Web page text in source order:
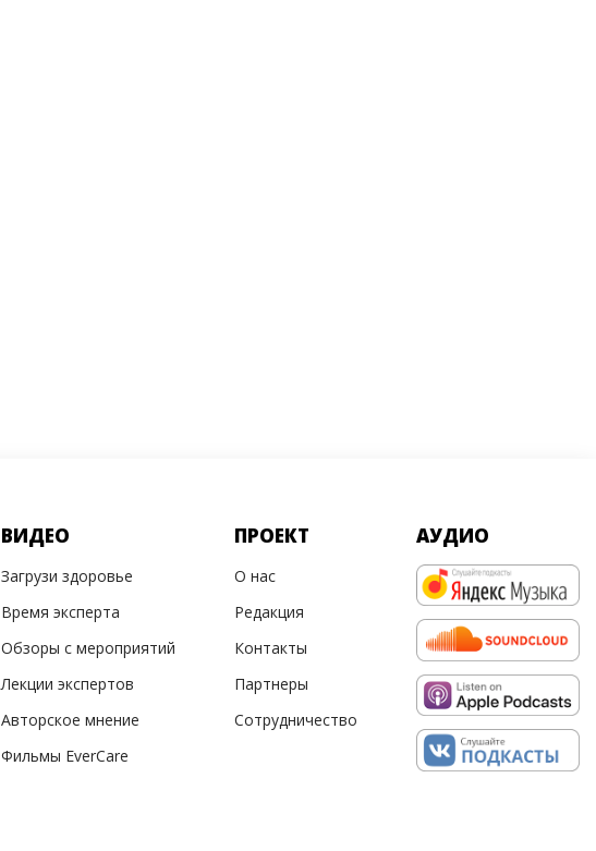
ВИДЕО
Загрузи здоровье
Время эксперта
Обзоры с мероприятий
Лекции экспертов
Авторское мнение
Фильмы EverCare
ПРОЕКТ
О нас
Редакция
Контакты
Партнеры
Сотрудничество
АУДИО